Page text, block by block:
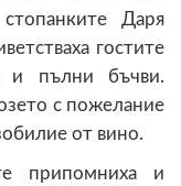
Даря
гостите
и пълни бъчви.
с пожелание
от вино.
припомниха и